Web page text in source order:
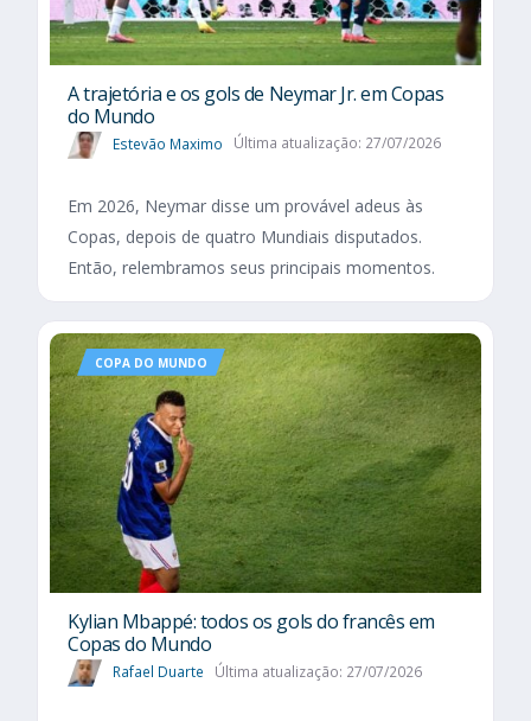
A trajetória e os gols de Neymar Jr. em Copas
do Mundo
Estevão Maximo Última atualização: 27/07/2026
Em 2026, Neymar disse um provável adeus às
Copas, depois de quatro Mundiais disputados.
Então, relembramos seus principais momentos.
COPA DO MUNDO
Kylian Mbappé: todos os gols do francês em
Copas do Mundo
Rafael Duarte Última atualização: 27/07/2026